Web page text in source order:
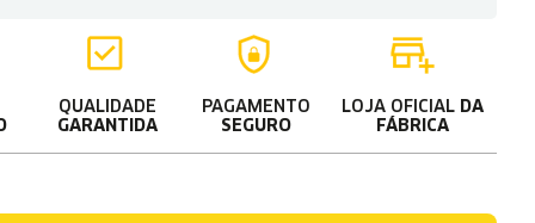
QUALIDADE
GARANTIDA
PAGAMENTO
SEGURO
LOJA OFICIAL DA
FÁBRICA